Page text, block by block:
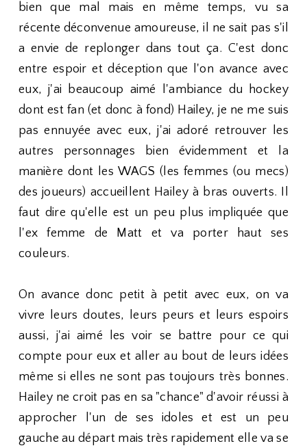
bien que mal mais en même temps, vu sa
récente déconvenue amoureuse, il ne sait pas s'il
a envie de replonger dans tout ça. C'est donc
entre espoir et déception que l'on avance avec
eux, j'ai beaucoup aimé l'ambiance du hockey
dont est fan (et donc à fond) Hailey, je ne me suis
pas ennuyée avec eux, j'ai adoré retrouver les
autres personnages bien évidemment et la
manière dont les WAGS (les femmes (ou mecs)
des joueurs) accueillent Hailey à bras ouverts. Il
faut dire qu'elle est un peu plus impliquée que
l'ex femme de Matt et va porter haut ses
couleurs.
On avance donc petit à petit avec eux, on va
vivre leurs doutes, leurs peurs et leurs espoirs
aussi, j'ai aimé les voir se battre pour ce qui
compte pour eux et aller au bout de leurs idées
même si elles ne sont pas toujours très bonnes.
Hailey ne croit pas en sa "chance" d'avoir réussi à
approcher l'un de ses idoles et est un peu
gauche au départ mais très rapidement elle va se